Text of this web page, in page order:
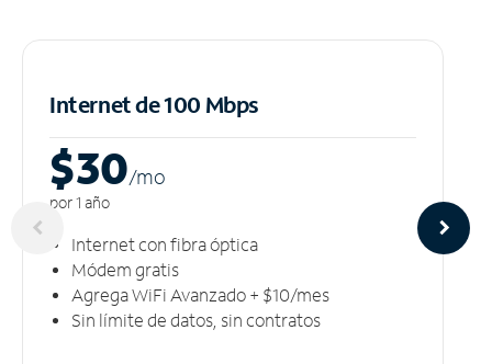
Internet de 100 Mbps
$30/mo
por 1 año
Internet con fibra óptica
Módem gratis
Agrega WiFi Avanzado + $10/mes
Sin límite de datos, sin contratos